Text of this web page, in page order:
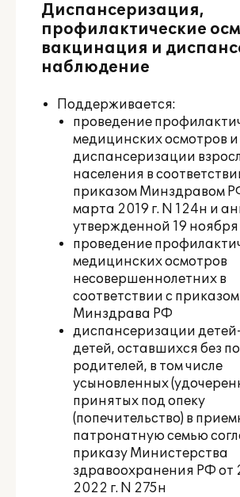
Материалы
Партнерам
Диспансеризация,
профилактические
вакцинация и
наблюдение
Поддерживается:
проведение
медицинских осмотров и
диспансеризации
населения в
приказом Минздравом
марта 2019 г. N 124н и
утвержденной 19 ноября
проведение
медицинских осмотров
несовершеннолетних в
соответствии с
Минздрава РФ
диспансеризации
детей, оставшихся без
родителей, в том числе
усыновленных
принятых под опеку
(попечительство) в
патронатную семью
приказу Министерства
здравоохранения РФ от
2022 г. N 275н